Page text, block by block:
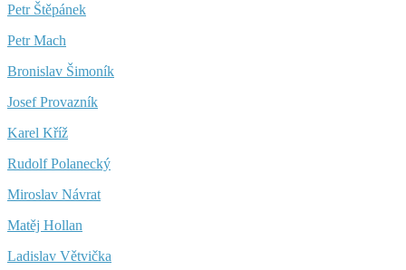
Petr Štěpánek
Petr Mach
Bronislav Šimoník
Josef Provazník
Karel Kříž
Rudolf Polanecký
Miroslav Návrat
Matěj Hollan
Ladislav Větvička